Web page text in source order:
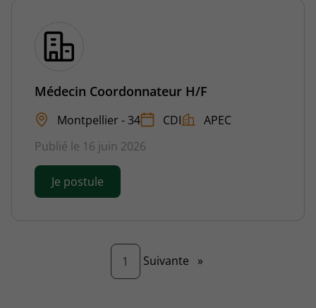
Médecin Coordonnateur H/F
Montpellier - 34 CDI
APEC
Publié le 16 juin 2026
Je postule
1 Page
Suivante »